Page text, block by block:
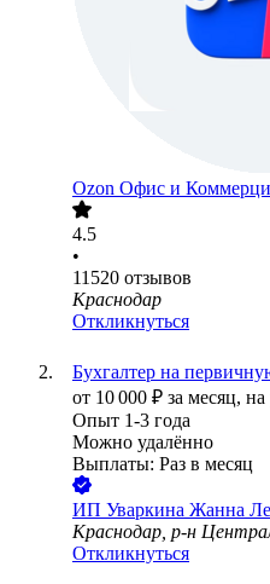
Ozon Офис и
4.5
•
11520 отзывов
Краснодар
Откликнуться
Бухгалтер на
от 10 000 ₽ за месяц, на
Опыт 1-3 года
Можно удалённо
Выплаты: Раз в месяц
ИП Уваркина Жанна
Краснодар, р-н
Откликнуться